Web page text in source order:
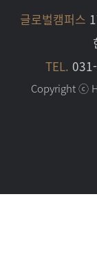
글로벌캠퍼스
TEL.
Copyright ⓒ